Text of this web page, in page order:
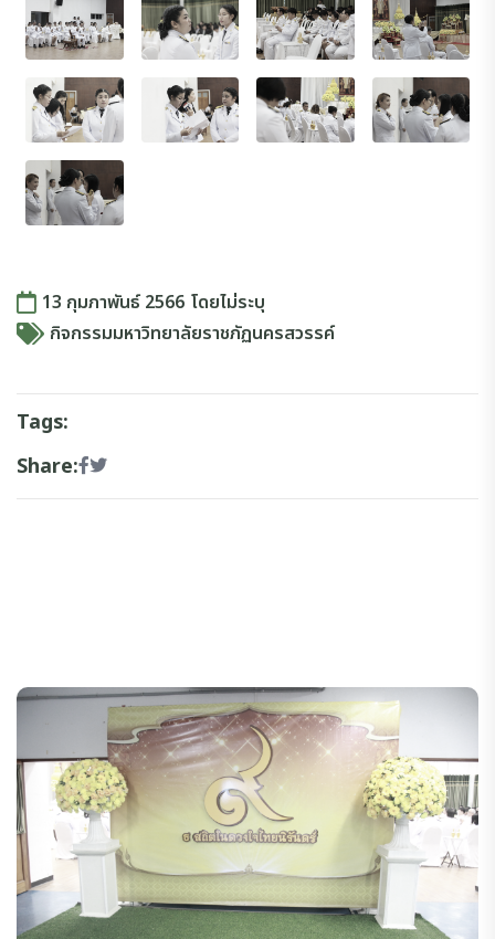
13 กุมภาพันธ์ 2566 โดยไม่ระบุ
กิจกรรมมหาวิทยาลัยราชภัฏนครสวรรค์
Tags:
Share: